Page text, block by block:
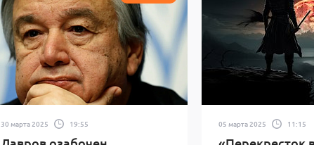
30 марта 2025 19:55 05 марта 2025 11:15